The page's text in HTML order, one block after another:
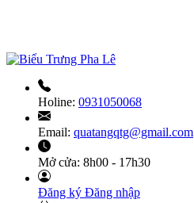
Holine: 0931050068
Email: quatangqtg@gmail.com
Mở cửa: 8h00 - 17h30
Đăng ký Đăng nhập